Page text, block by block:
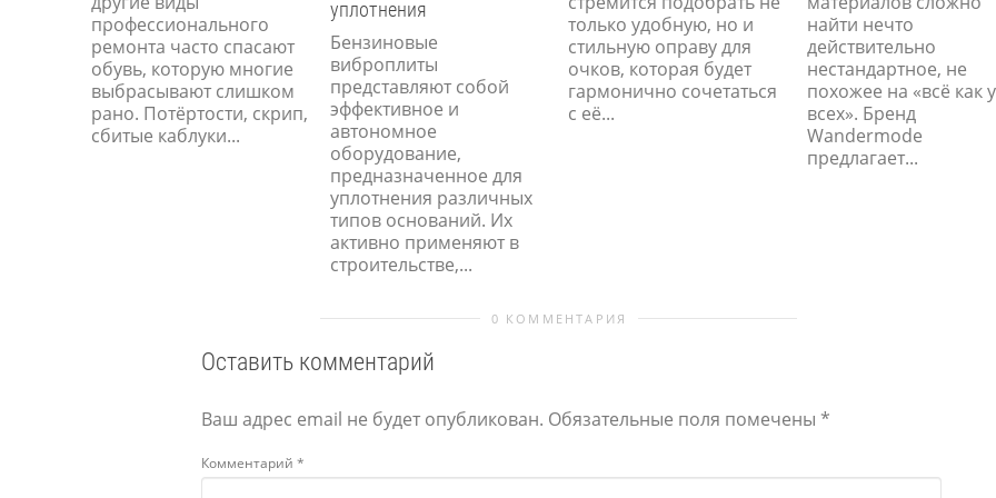
профессионального
ремонта часто спасают
обувь, которую многие
выбрасывают слишком
рано. Потёртости, скрип,
сбитые каблуки...
уплотнения
Бензиновые
виброплиты
представляют собой
эффективное и
автономное
оборудование,
предназначенное для
уплотнения различных
типов оснований. Их
активно применяют в
строительстве,...
только удобную, но и
стильную оправу для
очков, которая будет
гармонично сочетаться
с её...
найти нечто
действительно
нестандартное, не
похожее на «всё как у
всех». Бренд
Wandermode
предлагает...
0 КОММЕНТАРИЯ
Оставить комментарий
Ваш адрес email не будет опубликован. Обязательные поля помечены *
Комментарий*